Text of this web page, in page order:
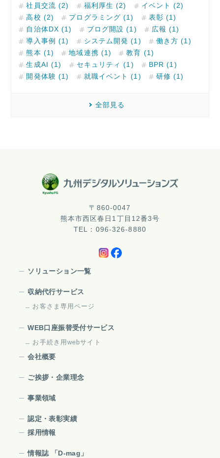
社員交流 (2)
福利厚生 (2)
イベント (2)
高校 (2)
プログラミング (1)
表彰 (1)
自治体DX (1)
ブログ開設 (1)
広報 (1)
導入事例 (1)
システム開発 (1)
働き方 (1)
熊本 (1)
地域連携 (1)
教育 (1)
生成AI (1)
セキュリティ (1)
BPR (1)
開発体験 (1)
就職イベント (1) 研修 (1)
全部見る
〒860-0047
熊本市西区春日1丁目12番3号
TEL：096-326-8880
ソリューション一覧
収納代行サービス
お客さま専用ページ
WEB口座振替受付サービス
お手続き用webサイト
会社概要
ご挨拶・企業理念
事業領域
認定・表彰実績
採用情報
情報誌 「D-mag」